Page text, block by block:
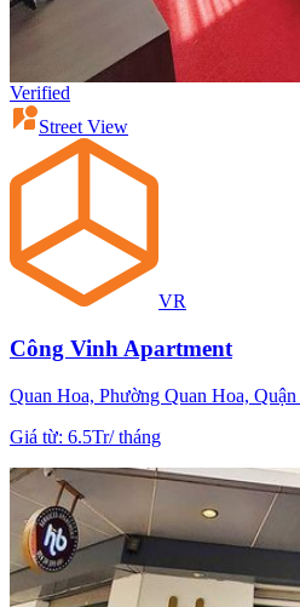
Verified
Street View
VR
Công Vinh Apartment
Quan Hoa, Phường Quan Hoa,
Giá từ: 6.5Tr/tháng